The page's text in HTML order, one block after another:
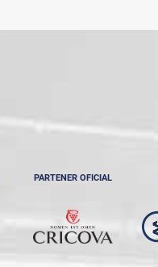
PARTENER OFICIAL